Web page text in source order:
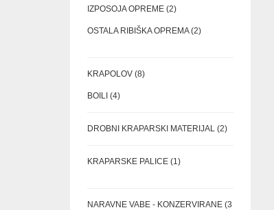
IZPOSOJA OPREME 22
OSTALA RIBIŠKA OPREMA 22
KRAPOLOV 88
BOILI
44
DROBNI KRAPARSKI MATERIJAL 22
KRAPARSKE PALICE 11
NARAVNE VABE - KONZERVIRANE 3